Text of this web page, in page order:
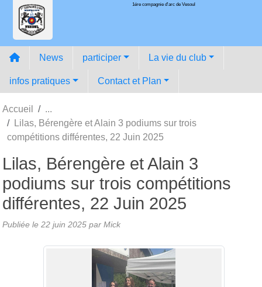
1ére compagnie d'arc de Vesoul
News participer La vie du club
infos pratiques Contact et Plan
Accueil
Lilas, Bérengère et Alain 3 podiums sur trois
compétitions différentes, 22 Juin 2025
Lilas, Bérengère et Alain 3
podiums sur trois compétitions
différentes, 22 Juin 2025
Publiée le 22 juin 2025 par Mick
Panneau de gestion des cookies